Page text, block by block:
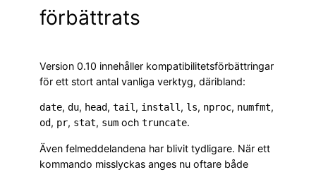
förbättrats
Version 0.10 innehåller kompatibilitetsförbättringar
för ett stort antal vanliga verktyg, däribland:
date, du, head, tail, install, ls, nproc, numfmt,
od, pr, stat, sum och truncate.
Även felmeddelandena har blivit tydligare. När ett
kommando misslyckas anges nu oftare både